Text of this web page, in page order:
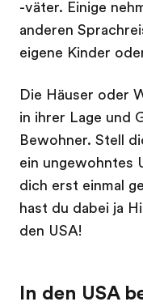
-väter. Einige
anderen
eigene Kinder
Die Häuser oder
in ihrer Lage und
Bewohner. Stell
ein ungewohntes
dich erst einmal
hast du dabei ja
den USA!
In den USA